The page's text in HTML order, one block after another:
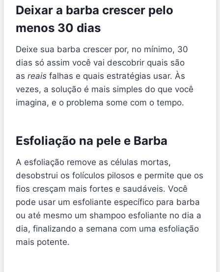
Deixar a barba crescer pelo
menos 30 dias
Deixe sua barba crescer por, no mínimo, 30
dias só assim você vai descobrir quais são
as reais falhas e quais estratégias usar. Às
vezes, a solução é mais simples do que você
imagina, e o problema some com o tempo.
Esfoliação na pele e Barba
A esfoliação remove as células mortas,
desobstrui os folículos pilosos e permite que os
fios cresçam mais fortes e saudáveis. Você
pode usar um esfoliante específico para barba
ou até mesmo um shampoo esfoliante no dia a
dia, finalizando a semana com uma esfoliação
mais potente.